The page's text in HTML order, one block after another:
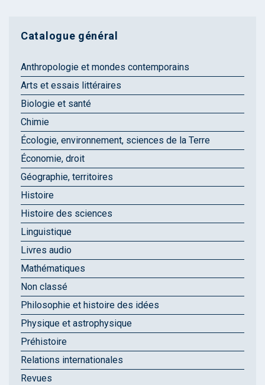
Catalogue général
Anthropologie et mondes contemporains
Arts et essais littéraires
Biologie et santé
Chimie
Écologie, environnement, sciences de la Terre
Économie, droit
Géographie, territoires
Histoire
Histoire des sciences
Linguistique
Livres audio
Mathématiques
Non classé
Philosophie et histoire des idées
Physique et astrophysique
Préhistoire
Relations internationales
Revues